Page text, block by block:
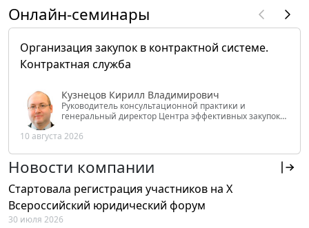
Онлайн-семинары
Организация закупок в контрактной системе.
Контрактная служба
Кузнецов Кирилл Владимирович
Руководитель консультационной практики и
генеральный директор Центра эффективных закупок
РФ
10 августа 2026
Новости компании
Стартовала регистрация участников на X
Всероссийский юридический форум
30 июля 2026